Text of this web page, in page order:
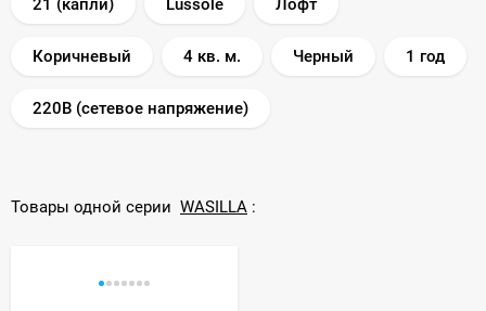
21 (капли) Lussole Лофт
Коричневый 4 кв. м. Черный 1 год
220В (сетевое напряжение)
Товары одной серии WASILLA :